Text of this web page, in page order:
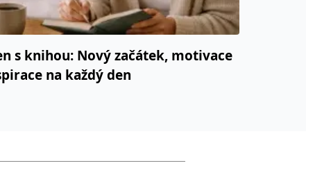
s knihou: Nový začátek, motivace
na každý den